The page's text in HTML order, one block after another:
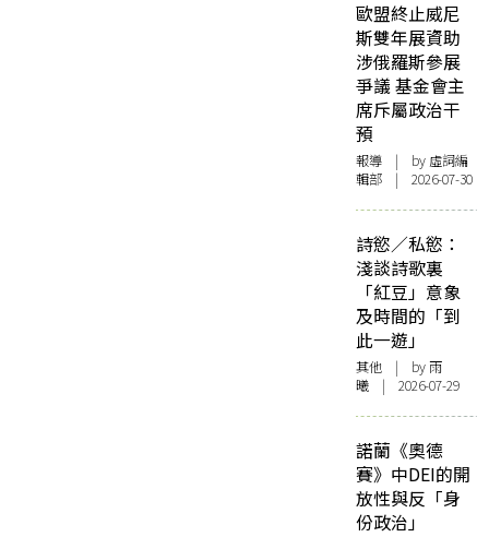
歐盟終止威尼
斯雙年展資助
涉俄羅斯參展
爭議 基金會主
席斥屬政治干
預
報導 | by 虛詞編
輯部 | 2026-07-30
詩慾／私慾：
淺談詩歌裏
「紅豆」意象
及時間的「到
此一遊」
其他 | by 雨
曦 | 2026-07-29
諾蘭《奧德
賽》中DEI的開
放性與反「身
份政治」